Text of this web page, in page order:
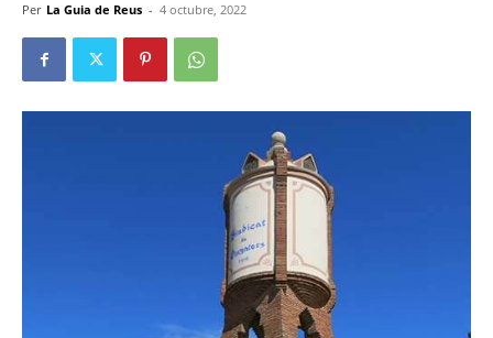
Per La Guia de Reus - 4 octubre, 2022